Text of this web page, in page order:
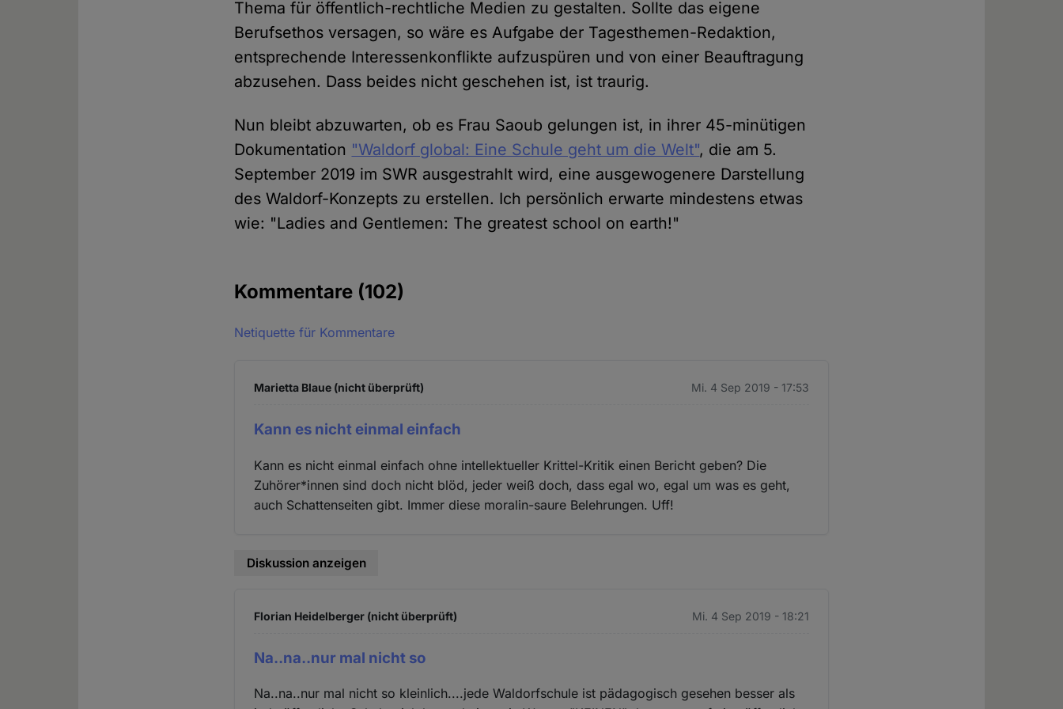
Thema für öffentlich-rechtliche Medien zu gestalten. Sollte das eigene
Berufsethos versagen, so wäre es Aufgabe der Tagesthemen-Redaktion,
entsprechende Interessenkonflikte aufzuspüren und von einer Beauftragung
abzusehen. Dass beides nicht geschehen ist, ist traurig.
Nun bleibt abzuwarten, ob es Frau Saoub gelungen ist, in ihrer 45-minütigen
Dokumentation "Waldorf global: Eine Schule geht um die Welt", die am 5.
September 2019 im SWR ausgestrahlt wird, eine ausgewogenere Darstellung
des Waldorf-Konzepts zu erstellen. Ich persönlich erwarte mindestens etwas
wie: "Ladies and Gentlemen: The greatest school on earth!"
Kommentare (102)
Netiquette für Kommentare
Marietta Blaue (nicht überprüft) Mi. 4 Sep 2019 - 17:53
Kann es nicht einmal einfach
Kann es nicht einmal einfach ohne intellektueller Krittel-Kritik einen Bericht geben? Die
Zuhörer*innen sind doch nicht blöd, jeder weiß doch, dass egal wo, egal um was es geht,
auch Schattenseiten gibt. Immer diese moralin-saure Belehrungen. Uff!
Diskussion anzeigen
Florian Heidelberger (nicht überprüft) Mi. 4 Sep 2019 - 18:21
Na..na..nur mal nicht so
Na..na..nur mal nicht so kleinlich....jede Waldorfschule ist pädagogisch gesehen besser als